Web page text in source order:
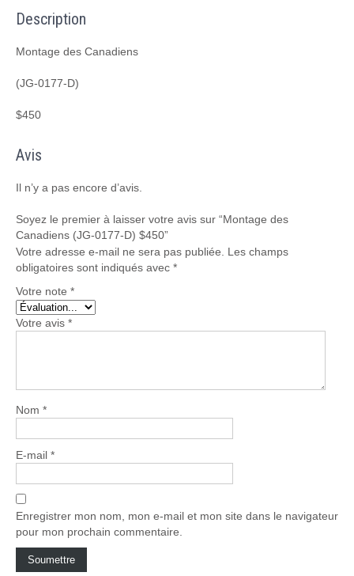
Description
Montage des Canadiens
(JG-0177-D)
$450
Avis
Il n’y a pas encore d’avis.
Soyez le premier à laisser votre avis sur “Montage des
Canadiens (JG-0177-D) $450”
Votre adresse e-mail ne sera pas publiée.
Les champs
obligatoires sont indiqués avec *
Votre note *
Votre avis *
Nom *
E-mail *
Enregistrer mon nom, mon e-mail et mon site dans le navigateur
pour mon prochain commentaire.